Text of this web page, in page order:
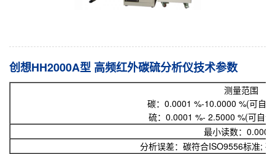
创想HH2000A型 高频红外碳硫分析仪技术参数
测量范围
碳：0.0001 %-10.0000 %(可自
硫：0.0001 %- 2.5000 %(可自
最小读数：
分析误差：碳符合ISO9556标准;